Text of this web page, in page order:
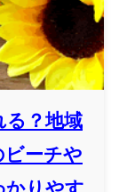
る？地域
ビーチや
かりやす